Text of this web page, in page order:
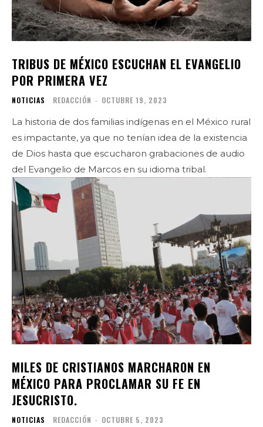
TRIBUS DE MÉXICO ESCUCHAN EL EVANGELIO
POR PRIMERA VEZ
NOTICIAS REDACCIÓN - OCTUBRE 19, 2023
La historia de dos familias indígenas en el México rural
es impactante, ya que no tenían idea de la existencia
de Dios hasta que escucharon grabaciones de audio
del Evangelio de Marcos en su idioma tribal.
MILES DE CRISTIANOS MARCHARON EN
MÉXICO PARA PROCLAMAR SU FE EN
JESUCRISTO.
NOTICIAS REDACCIÓN - OCTUBRE 5, 2023